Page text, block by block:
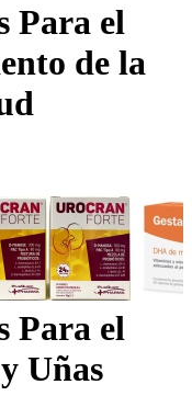
Para el
de la
Para el
Uñas